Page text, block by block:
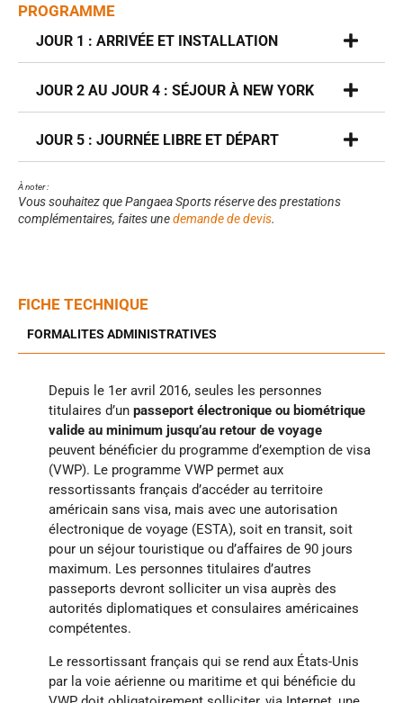
PROGRAMME
JOUR 1 : ARRIVÉE ET INSTALLATION
JOUR 2 AU JOUR 4 : SÉJOUR À NEW YORK
JOUR 5 : JOURNÉE LIBRE ET DÉPART
À noter :
Vous souhaitez que Pangaea Sports réserve des prestations
complémentaires, faites unedemande de devis.
FICHE TECHNIQUE
FORMALITES ADMINISTRATIVES
Depuis le 1er avril 2016, seules les personnes
titulaires d’unpasseport électronique ou biométrique
valide au minimum jusqu’au retour de voyage
peuvent bénéficier du programme d’exemption de visa
(VWP). Le programme VWP permet aux
ressortissants français d’accéder au territoire
américain sans visa, mais avec une autorisation
électronique de voyage (ESTA), soit en transit, soit
pour un séjour touristique ou d’affaires de 90 jours
maximum. Les personnes titulaires d’autres
passeports devront solliciter un visa auprès des
autorités diplomatiques et consulaires américaines
compétentes.
Le ressortissant français qui se rend aux États-Unis
par la voie aérienne ou maritime et qui bénéficie du